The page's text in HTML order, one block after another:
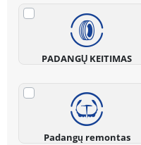
PADANGŲ KEITIMAS
Padangų remontas